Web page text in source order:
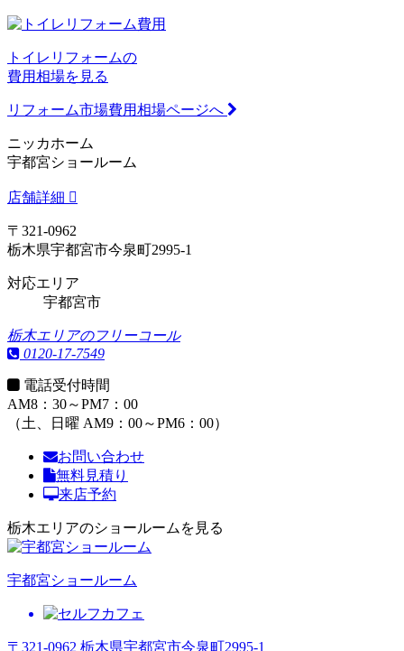
トイレリフォームの
費用相場を見る
リフォーム市場費用相場ページへ
ニッカホーム
宇都宮ショールーム
店舗詳細
〒321-0962
栃木県宇都宮市今泉町2995-1
対応エリア
宇都宮市
栃木エリアのフリーコール
0120-17-7549
電話受付時間
AM8：30～PM7：00
（土、日曜 AM9：00～PM6：00）
お問い合わせ
無料見積り
来店予約
栃木エリアのショールームを見る
宇都宮ショールーム
〒321-0962 栃木県宇都宮市今泉町2995-1